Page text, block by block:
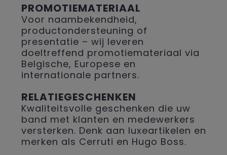
PROMOTIEMATERIAAL
Voor naambekendheid,
productondersteuning of
presentatie – wij leveren
doeltreffend promotiemateriaal via
Belgische, Europese en
internationale partners.
RELATIEGESCHENKEN
Kwaliteitsvolle geschenken die uw
band met klanten en medewerkers
versterken. Denk aan luxeartikelen en
merken als Cerruti en Hugo Boss.